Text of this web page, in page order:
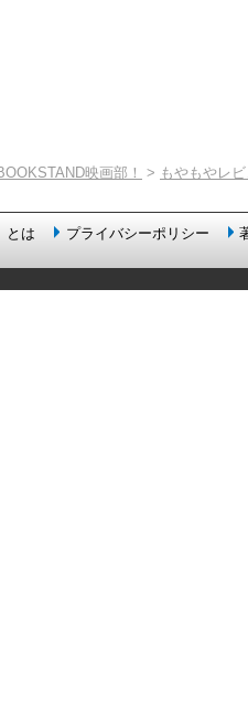
映画部！ > もやもやレ
とは プライバシーポリシー